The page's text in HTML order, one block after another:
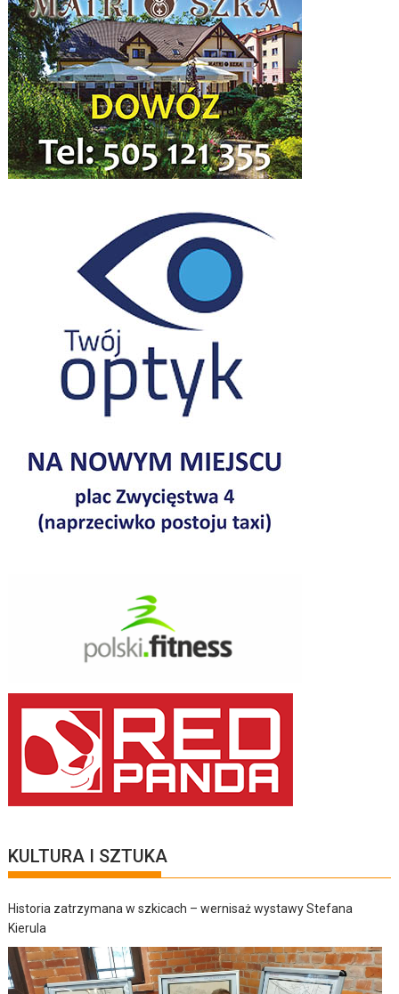
KULTURA I SZTUKA
Historia zatrzymana w szkicach – wernisaż wystawy Stefana
Kierula